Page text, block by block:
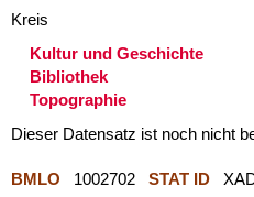
Kreis
Kultur und Geschichte
Bibliothek
Topographie
Dieser Datensatz ist noch nicht
BMLO 1002702 STAT ID